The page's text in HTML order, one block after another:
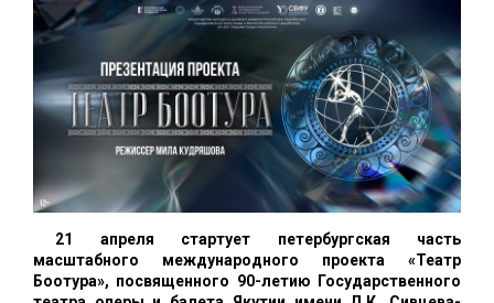
21 апреля стартует петербургская часть
масштабного международного проекта «Театр
Боотура», посвященного 90-летию Государственного